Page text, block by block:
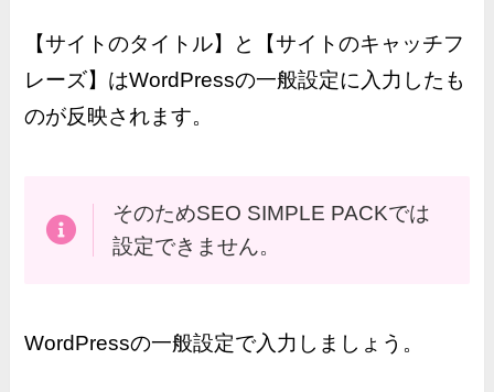
【サイトのタイトル】と【サイトのキャッチフ
レーズ】はWordPressの一般設定に入力したも
のが反映されます。
そのためSEO SIMPLE PACKでは
設定できません。
WordPressの一般設定で入力しましょう。